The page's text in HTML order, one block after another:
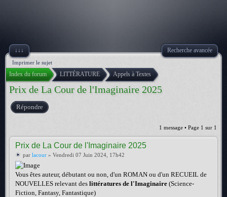
↓↓↓ Recherche avancée
Imprimer le sujet
Index du forum LITTÉRATURE Appels à Textes
Prix de La Cour de l'Imaginaire 2025
Répondre
1 message • Page 1 sur 1
Prix de La Cour de l'Imaginaire 2025
par lacour » Vendredi 07 Juin 2024, 17h42
Vous êtes auteur, débutant ou non, d'un ROMAN ou d'un RECUEIL de
NOUVELLES relevant des littératures de l'Imaginaire (Science-
Fiction, Fantasy, Fantastique)